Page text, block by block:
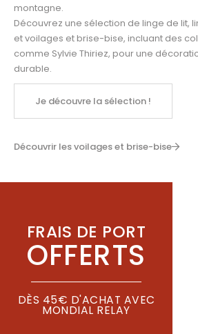
montagne.
Découvrez une sélection de linge de lit,
et voilages et brise-bise, incluant des
comme Sylvie Thiriez, pour une
durable.
Je découvre la sélection !
Découvrir les voilages et brise-bise
FRAIS DE PORT
OFFERTS
DÈS 45€ D'ACHAT AVEC
MONDIAL RELAY